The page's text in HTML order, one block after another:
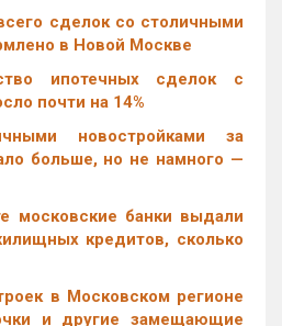
сделок со столичными
в Новой Москве
ипотечных сделок с
почти на 14%
новостройками за
больше, но не намного —
московские банки выдали
кредитов, сколько
в Московском регионе
и другие замещающие